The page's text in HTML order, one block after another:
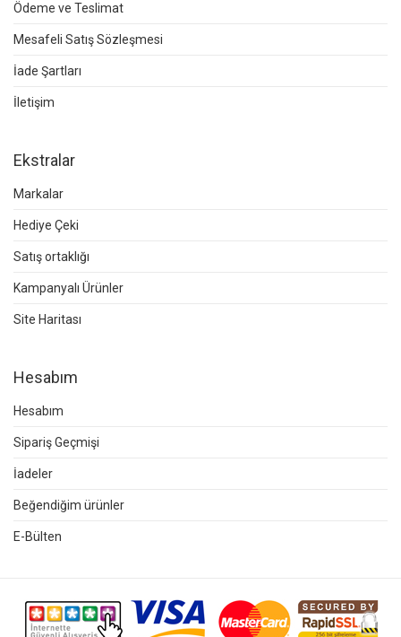
Ödeme ve Teslimat
Mesafeli Satış Sözleşmesi
İade Şartları
İletişim
Ekstralar
Markalar
Hediye Çeki
Satış ortaklığı
Kampanyalı Ürünler
Site Haritası
Hesabım
Hesabım
Sipariş Geçmişi
İadeler
Beğendiğim ürünler
E-Bülten